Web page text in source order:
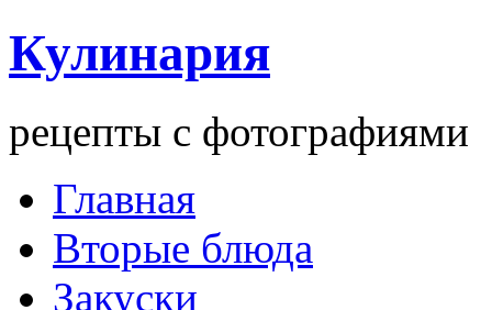
Кулинария
рецепты с фотографиями
Главная
Вторые блюда
Закуски